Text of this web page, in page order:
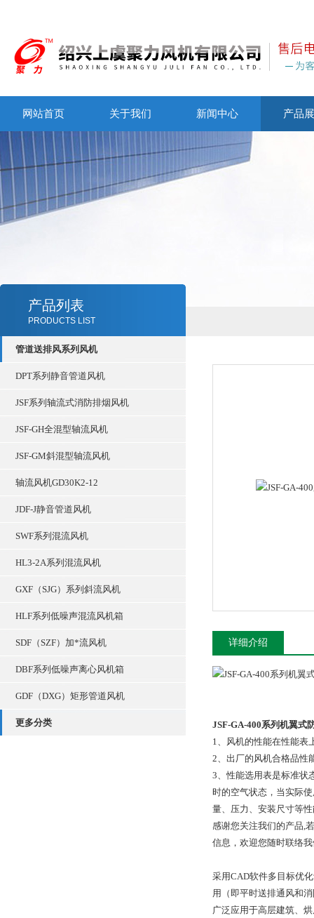
网站首页 关于我们 新闻中心 产品
产品列表
PRODUCTS LIST
管道送排风系列风机
DPT系列静音管道风机
JSF系列轴流式消防排烟风机
JSF-GH全混型轴流风机
JSF-GM斜混型轴流风机
轴流风机GD30K2-12
JDF-J静音管道风机
SWF系列混流风机
HL3-2A系列混流风机
GXF（SJG）系列斜流风机
HLF系列低噪声混流风机箱
SDF（SZF）加*流风机
DBF系列低噪声离心风机箱
GDF（DXG）矩形管道风机
更多分类
详细介绍
JSF-GA-400系列机翼式
1、风机的性能在性能表
2、出厂的风机合格品性
3、性能选用表是标准状
时的空气状态，当实际
量、压力、安装尺寸等
感谢您关注我们的产品,
信息，欢迎您随时联络
采用CAD软件多目标优
用（即平时送排通风和
广泛应用于高层建筑、